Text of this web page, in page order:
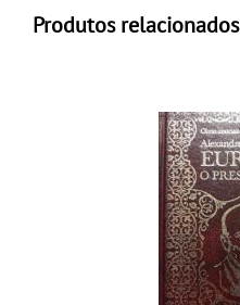
Produtos relacionados